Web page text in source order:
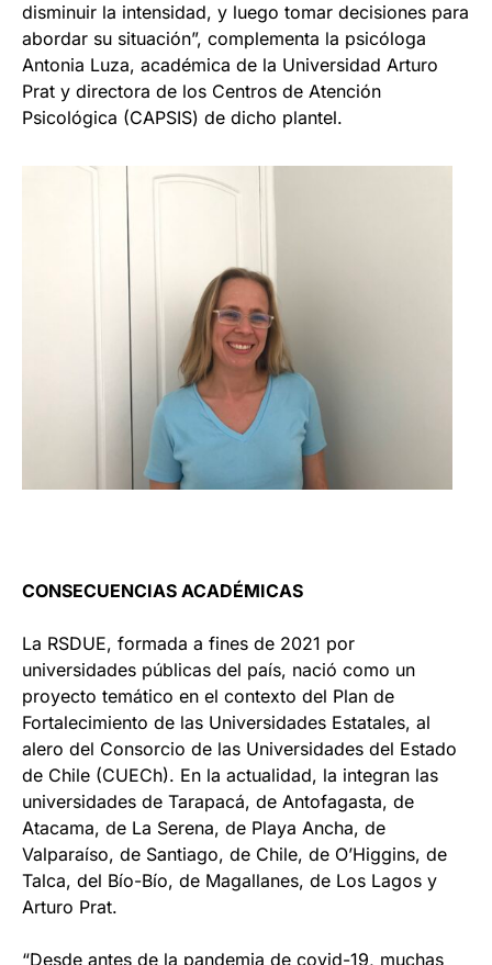
disminuir la intensidad, y luego tomar decisiones para
abordar su situación”, complementa la psicóloga
Antonia Luza, académica de la Universidad Arturo
Prat y directora de los Centros de Atención
Psicológica (CAPSIS) de dicho plantel.
CONSECUENCIAS ACADÉMICAS
La RSDUE, formada a fines de 2021 por
universidades públicas del país, nació como un
proyecto temático en el contexto del Plan de
Fortalecimiento de las Universidades Estatales, al
alero del Consorcio de las Universidades del Estado
de Chile (CUECh). En la actualidad, la integran las
universidades de Tarapacá, de Antofagasta, de
Atacama, de La Serena, de Playa Ancha, de
Valparaíso, de Santiago, de Chile, de O’Higgins, de
Talca, del Bío-Bío, de Magallanes, de Los Lagos y
Arturo Prat.
“Desde antes de la pandemia de covid-19, muchas